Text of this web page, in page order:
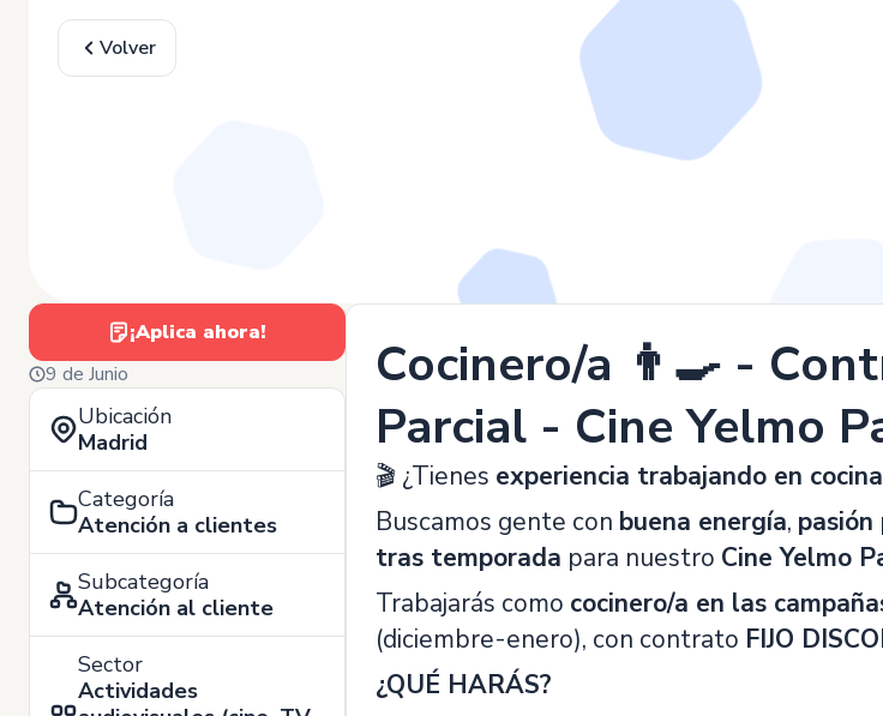
Volver
¡Aplica ahora!
9 de Junio
Ubicación
Madrid
Categoría
Atención a clientes
Subcategoría
Atención al cliente
Sector
Actividades
Cocinero/a 👨‍🍳 -
Parcial - Cine Yelmo
🎬 ¿Tienes experiencia trabajando en cocina
Buscamos gente con buena energía, pasión
tras temporada para nuestro Cine Yelmo
Trabajarás como cocinero/a en las
(diciembre-enero), con contrato FIJO
¿QUÉ HARÁS?